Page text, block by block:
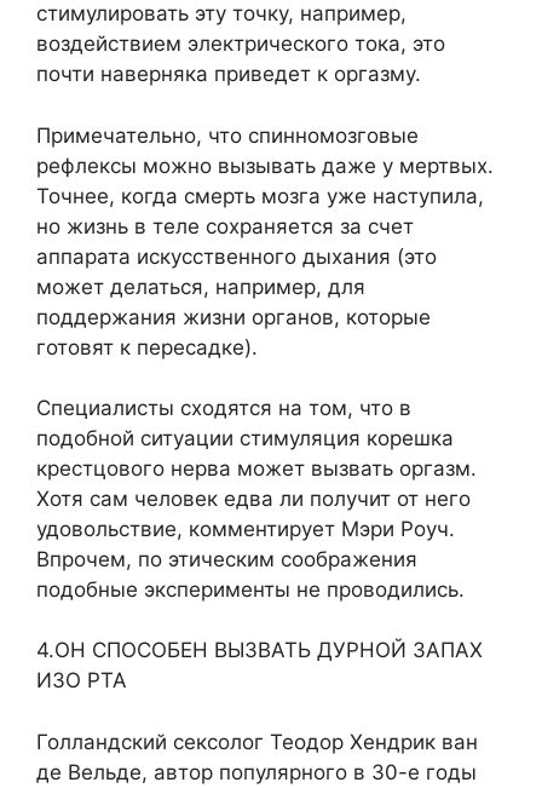
стимулировать эту точку, например,
воздействием электрического тока, это
почти наверняка приведет к оргазму.
Примечательно, что спинномозговые
рефлексы можно вызывать даже у мертвых.
Точнее, когда смерть мозга уже наступила,
но жизнь в теле сохраняется за счет
аппарата искусственного дыхания (это
может делаться, например, для
поддержания жизни органов, которые
готовят к пересадке).
Специалисты сходятся на том, что в
подобной ситуации стимуляция корешка
крестцового нерва может вызвать оргазм.
Хотя сам человек едва ли получит от него
удовольствие, комментирует Мэри Роуч.
Впрочем, по этическим соображения
подобные эксперименты не проводились.
4.ОН СПОСОБЕН ВЫЗВАТЬ ДУРНОЙ ЗАПАХ
ИЗО РТА
Голландский сексолог Теодор Хендрик ван
де Вельде, автор популярного в 30-е годы